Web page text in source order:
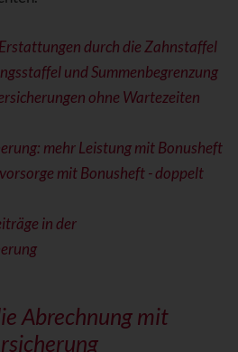
durch die Zahnstaffel
und Summenbegrenzung
ohne Wartezeiten
mehr Leistung mit Bonusheft
mit Bonusheft - doppelt
in der
Abrechnung mit